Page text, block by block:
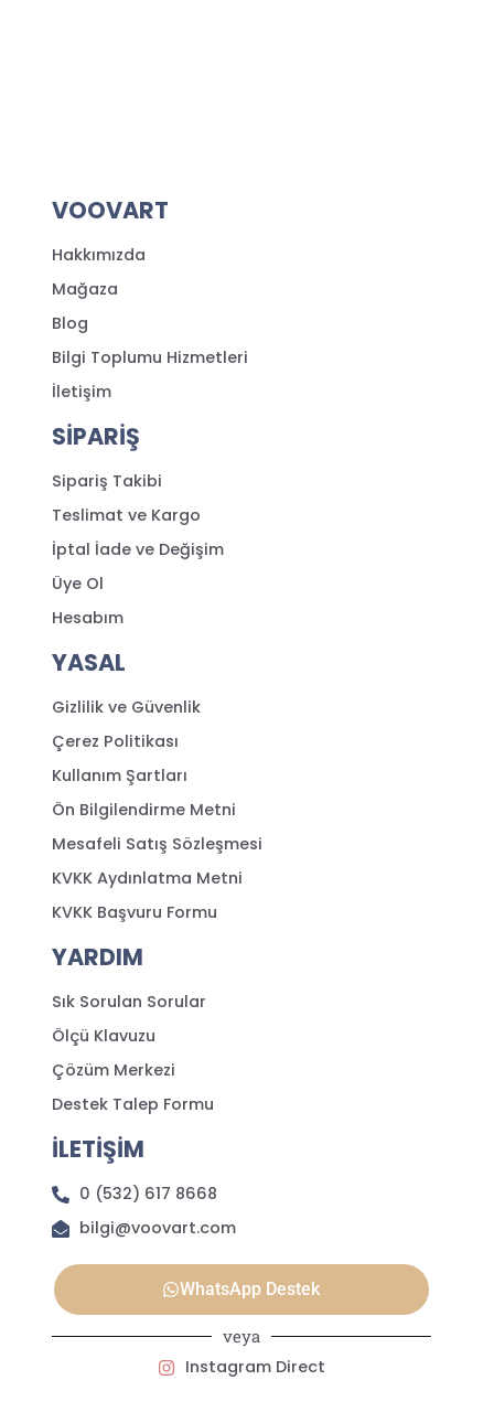
VOOVART
Hakkımızda
Mağaza
Blog
Bilgi Toplumu Hizmetleri
İletişim
SİPARİŞ
Sipariş Takibi
Teslimat ve Kargo
İptal İade ve Değişim
Üye Ol
Hesabım
YASAL
Gizlilik ve Güvenlik
Çerez Politikası
Kullanım Şartları
Ön Bilgilendirme Metni
Mesafeli Satış Sözleşmesi
KVKK Aydınlatma Metni
KVKK Başvuru Formu
YARDIM
Sık Sorulan Sorular
Ölçü Klavuzu
Çözüm Merkezi
Destek Talep Formu
İLETİŞİM
0 (532) 617 8668
bilgi@voovart.com
WhatsApp Destek
veya
Instagram Direct